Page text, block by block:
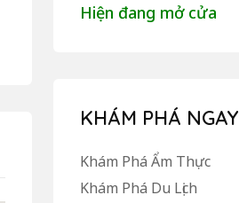
Hiện đang mở cửa
KHÁM PHÁ NGAY
Khám Phá Ẩm Thực
Khám Phá Du Lịch